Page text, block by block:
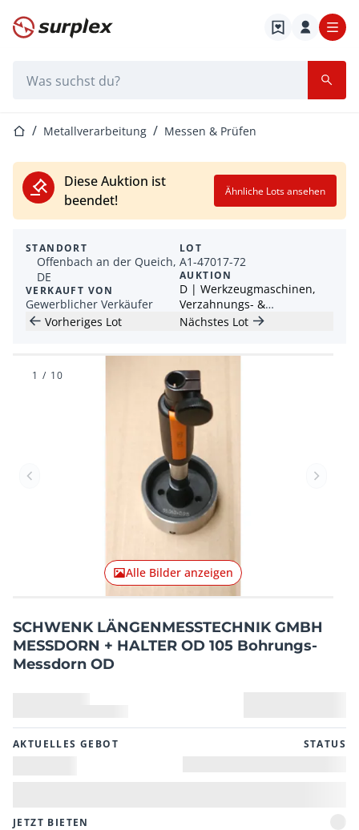
Startseite
StartseiteMetallverarbeitung Messen & Prüfen
Diese Auktion ist
beendet!
Ähnliche Lots ansehen
STANDORT
Offenbach an der Queich,
DE
VERKAUFT VON
Gewerblicher Verkäufer
LOT
A1-47017-72
AUKTION
D | Werkzeugmaschinen,
Verzahnungs- &
Schleiftechnik, CNC- und
Vorheriges Lot Nächstes Lot
Vorheriger Artikel
Alle Bilder anzeigen
1 / 10
SCHWENK LÄNGENMESSTECHNIK GMBH
MESSDORN + HALTER OD 105 Bohrungs-
Messdorn OD
AKTUELLES GEBOT STATUS
JETZT BIETEN